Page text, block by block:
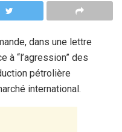
dans une lettre
à “l’agression” des
pétrolière
international.